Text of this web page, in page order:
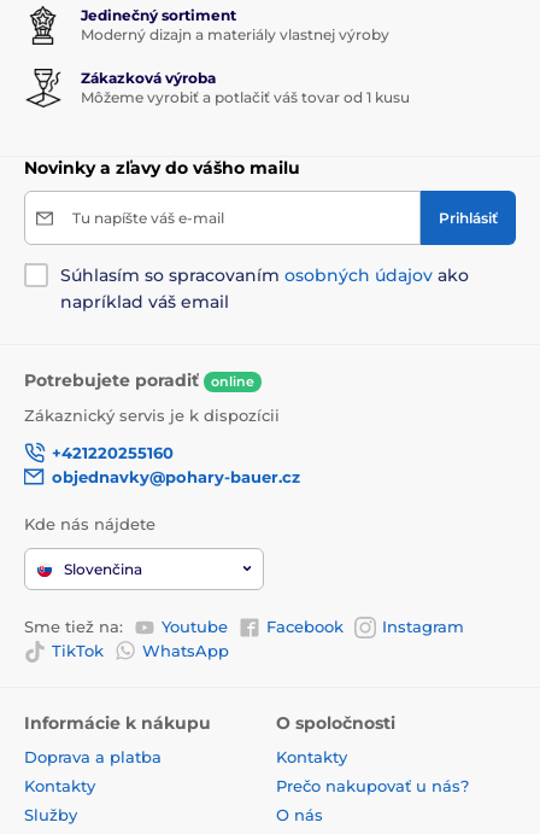
Jedinečný sortiment
Moderný dizajn a materiály vlastnej výroby
Zákazková výroba
Môžeme vyrobiť a potlačiť váš tovar od 1 kusu
Novinky a zľavy do vášho mailu
Tu napíšte váš e-mail Prihlásiť
Súhlasím so spracovaním osobných údajov ako
napríklad váš email
Potrebujete poradiť online
Zákaznický servis je k dispozícii
+421220255160
objednavky@pohary-bauer.cz
Kde nás nájdete
Slovenčina
Sme tiež na: Youtube Facebook
Instagram
TikTok
WhatsApp
Informácie k nákupu
Doprava a platba
Kontakty
Služby
O spoločnosti
Kontakty
Prečo nakupovať u nás?
O nás